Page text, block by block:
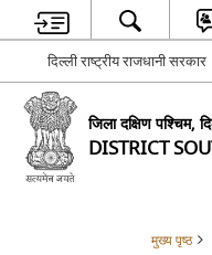
दिल्ली राष्ट्रीय राजधानी सरकार
जिला दक्षिण पश्चिम,
DISTRICT
मुख्य पृष्ठ